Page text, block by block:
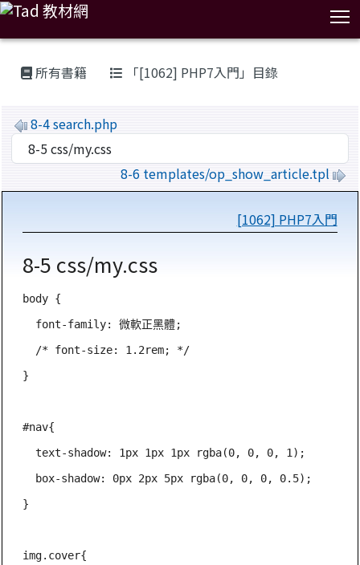
所有書籍 「[1062] PHP7入門」目錄
8-4 search.php
8-6 templates/op_show_article.tpl
[1062] PHP7入門
8-5 css/my.css
body {
  font-family: 微軟正黑體;
  /* font-size: 1.2rem; */
}
#nav{
  text-shadow: 1px 1px 1px rgba(0, 0, 0, 1);
  box-shadow: 0px 2px 5px rgba(0, 0, 0, 0.5);
}
img.cover{